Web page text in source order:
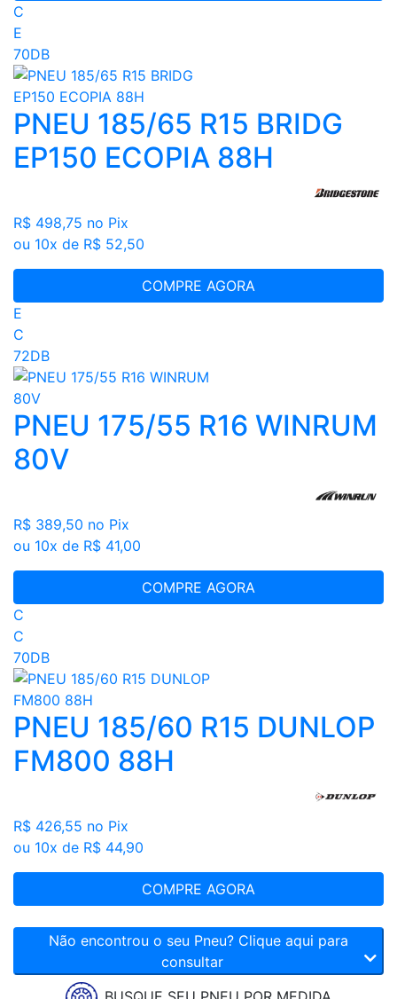
C
E
70DB
PNEU 185/65 R15 BRIDG
EP150 ECOPIA 88H
R$ 498,75 no Pix
ou 10x de R$ 52,50
COMPRE AGORA
E
C
72DB
PNEU 175/55 R16 WINRUM
80V
R$ 389,50 no Pix
ou 10x de R$ 41,00
COMPRE AGORA
C
C
70DB
PNEU 185/60 R15 DUNLOP
FM800 88H
R$ 426,55 no Pix
ou 10x de R$ 44,90
COMPRE AGORA
Não encontrou o seu Pneu? Clique aqui para
consultar